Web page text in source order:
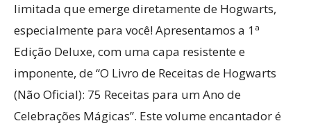
limitada que emerge diretamente de Hogwarts,
especialmente para você! Apresentamos a 1ª
Edição Deluxe, com uma capa resistente e
imponente, de “O Livro de Receitas de Hogwarts
(Não Oficial): 75 Receitas para um Ano de
Celebrações Mágicas”. Este volume encantador é